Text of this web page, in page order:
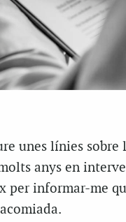
unes línies sobre
anys en
per informar-me